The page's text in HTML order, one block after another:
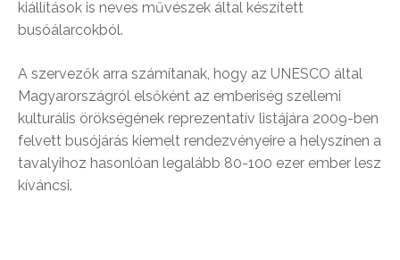
kiállítások is neves művészek által készített
busóálarcokból.
A szervezők arra számítanak, hogy az UNESCO által
Magyarországról elsőként az emberiség szellemi
kulturális örökségének reprezentatív listájára 2009-ben
felvett busójárás kiemelt rendezvényeire a helyszínen a
tavalyihoz hasonlóan legalább 80-100 ezer ember lesz
kíváncsi.